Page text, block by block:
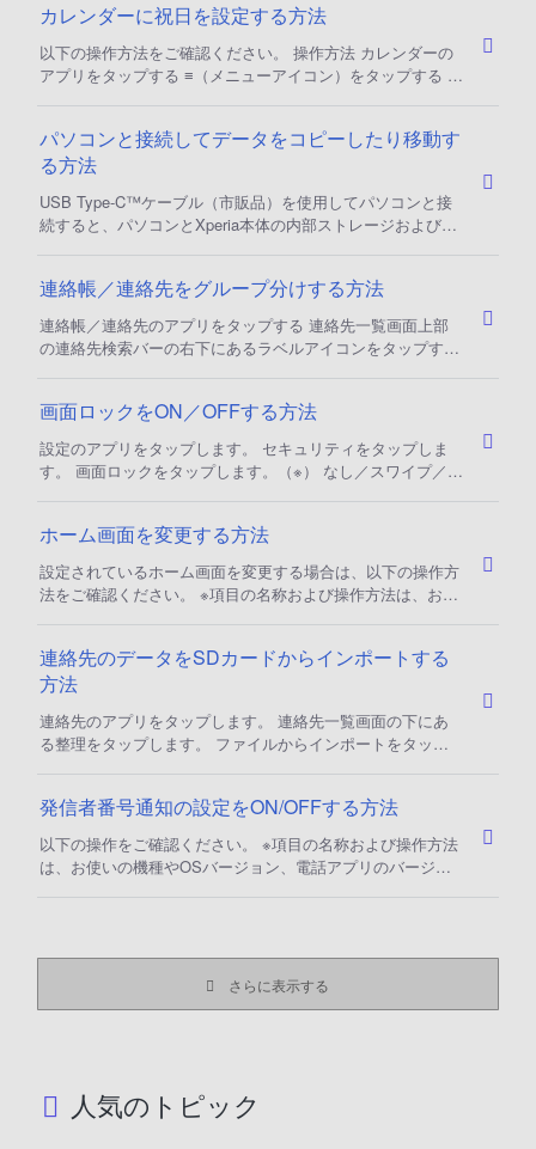
る 通話履歴が全件削除できます。 ＊個別に削除したい場合
は、削除したい履歴をロングタップすると削除の項目が表示
されます。
カレンダーに祝日を設定する方法
以下の操作方法をご確認ください。 操作方法 カレンダーの
アプリをタップする ≡（メニューアイコン）をタップする 祝
パソコンと接続してデータをコピーしたり移動す
る方法
USB Type-C™ケーブル（市販品）を使用してパソコンと接
続すると、パソコンとXperia本体の内部ストレージおよび
Xperiaの機種により画面が異なる場合があります。 一部の著
作権で保護されたデータのやりとりは許可されていない場合
もあります。 データの転送中にUSB Type-C™ケーブルを取
り
連絡帳／連絡先をグループ分けする方法
連絡帳／連絡先のアプリをタップする 連絡先一覧画面上部
の連絡先検索バーの右下にあるラベルアイコンをタップする
ので、追加したい連絡先をタップする 上部のレ完了をタッ
プする ※連絡帳アプリのアップデートに伴い、手順が変更さ
れることがあります。 最新の情報はGoogle のサポートサ
イトをご確認ください。 support
画面ロックをON／OFFする方法
設定のアプリをタップします。 セキュリティをタップしま
す。 画面ロックをタップします。（※） なし／スワイプ／パ
の名称および操作方法は、お使いの機種やOSバージョンに
よって異なる場合があります。
ホーム画面を変更する方法
設定されているホーム画面を変更する場合は、以下の操作方
法をご確認ください。 ※項目の名称および操作方法は、お使
車アイコン）をタップする アプリをタップする デフォルト
のアプリをタップする ホームアプリをタップする かんたん
たんホーム」が設定されている場合
連絡先のデータをSDカードからインポートする
方法
連絡先のアプリをタップします。 連絡先一覧画面の下にあ
る整理をタップします。 ファイルからインポートをタップ
ニュー）をタップし、SDカードを選択します。 インポート
するvcfファイルを選択します。 ※Googleアカウントを設定
していない場合は本体連絡先にインポートされます。 ※ファ
イルの中に複数の連絡先が
発信者番号通知の設定をON/OFFする方法
以下の操作をご確認ください。 ※項目の名称および操作方法
は、お使いの機種やOSバージョン、電話アプリのバージョ
ウントを選択し、SIMカード/eSIMをタップする その他の設
定をタップする 発信者番号をタップして設定する。
さらに表示する
人気のトピック